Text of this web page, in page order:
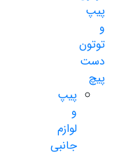
پیپ
و
توتون
دست
پیچ
پیپ
و
لوازم
جانبی